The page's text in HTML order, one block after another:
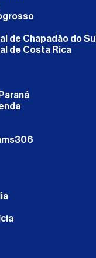
de Chapadão do Sul
de Costa Rica